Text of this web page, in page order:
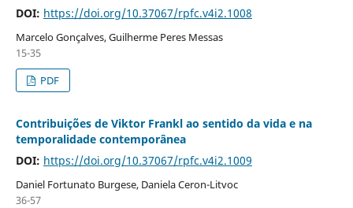
DOI: https://doi.org/10.37067/rpfc.v4i2.1008
Marcelo Gonçalves, Guilherme Peres Messas
15-35
PDF
Contribuições de Viktor Frankl ao sentido da vida e na
temporalidade contemporânea
DOI: https://doi.org/10.37067/rpfc.v4i2.1009
Daniel Fortunato Burgese, Daniela Ceron-Litvoc
36-57